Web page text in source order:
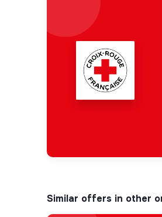
Similar offers in other